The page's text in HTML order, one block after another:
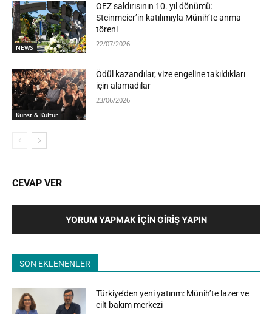
NEWS
OEZ saldırısının 10. yıl dönümü:
Steinmeier’in katılımıyla Münih’te anma
töreni
22/07/2026
Kunst & Kultur
Ödül kazandılar, vize engeline takıldıkları
için alamadılar
23/06/2026
CEVAP VER
YORUM YAPMAK İÇIN GIRIŞ YAPIN
SON EKLENENLER
Türkiye’den yeni yatırım: Münih’te lazer ve
cilt bakım merkezi